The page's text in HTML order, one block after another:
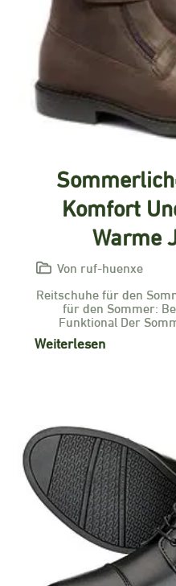
Komfort
Warme
Von ruf-huenxe
Reitschuhe für den
für den Sommer:
Funktional Der
Weiterlesen